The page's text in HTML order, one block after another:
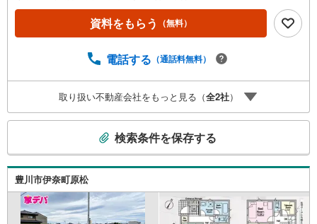
動産販売 のつよみ●・豊橋市・豊川市・知立市・浜松市の4
店舗営業中！三河エリア・遠州エリアの物件ならおまかせ
ください。新築戸建、中古戸建、中古マンション、土地を
のリフォーム実績多数！中古物件をご購入の際、約70％と
す。・キッズスペース用意しております。ぜひご家族そろ
ってご来場ください。・営業時間 午前9時00分～午後6時30
分 （定休日:水曜日）この時間帯はお電話でのお問い合わせ
がスムーズにご案内できます。右下の電話ボタンをタッ
チ！もしくはお気軽にお電話ください。
資料をもらう （無料）
電話する （通話料無料）
取り扱い不動産会社をもっと見る（全2社）
検
索
条
検索条件を保存する
豊川市伊奈町原松